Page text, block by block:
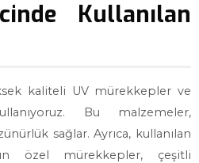
Kullanılan
kaliteli UV mürekkepler ve
Bu malzemeler,
sağlar. Ayrıca, kullanılan
özel mürekkepler, çeşitli